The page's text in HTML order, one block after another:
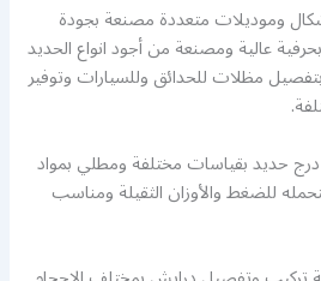
وموديلات متعددة مصنعة بجودة
عالية ومصنعة من أجود انواع الحديد
مظلات للحدائق وللسيارات وتوفير
درج حديد بقياسات مختلفة ومطلي بمواد
للضغط والأوزان الثقيلة ومناسب